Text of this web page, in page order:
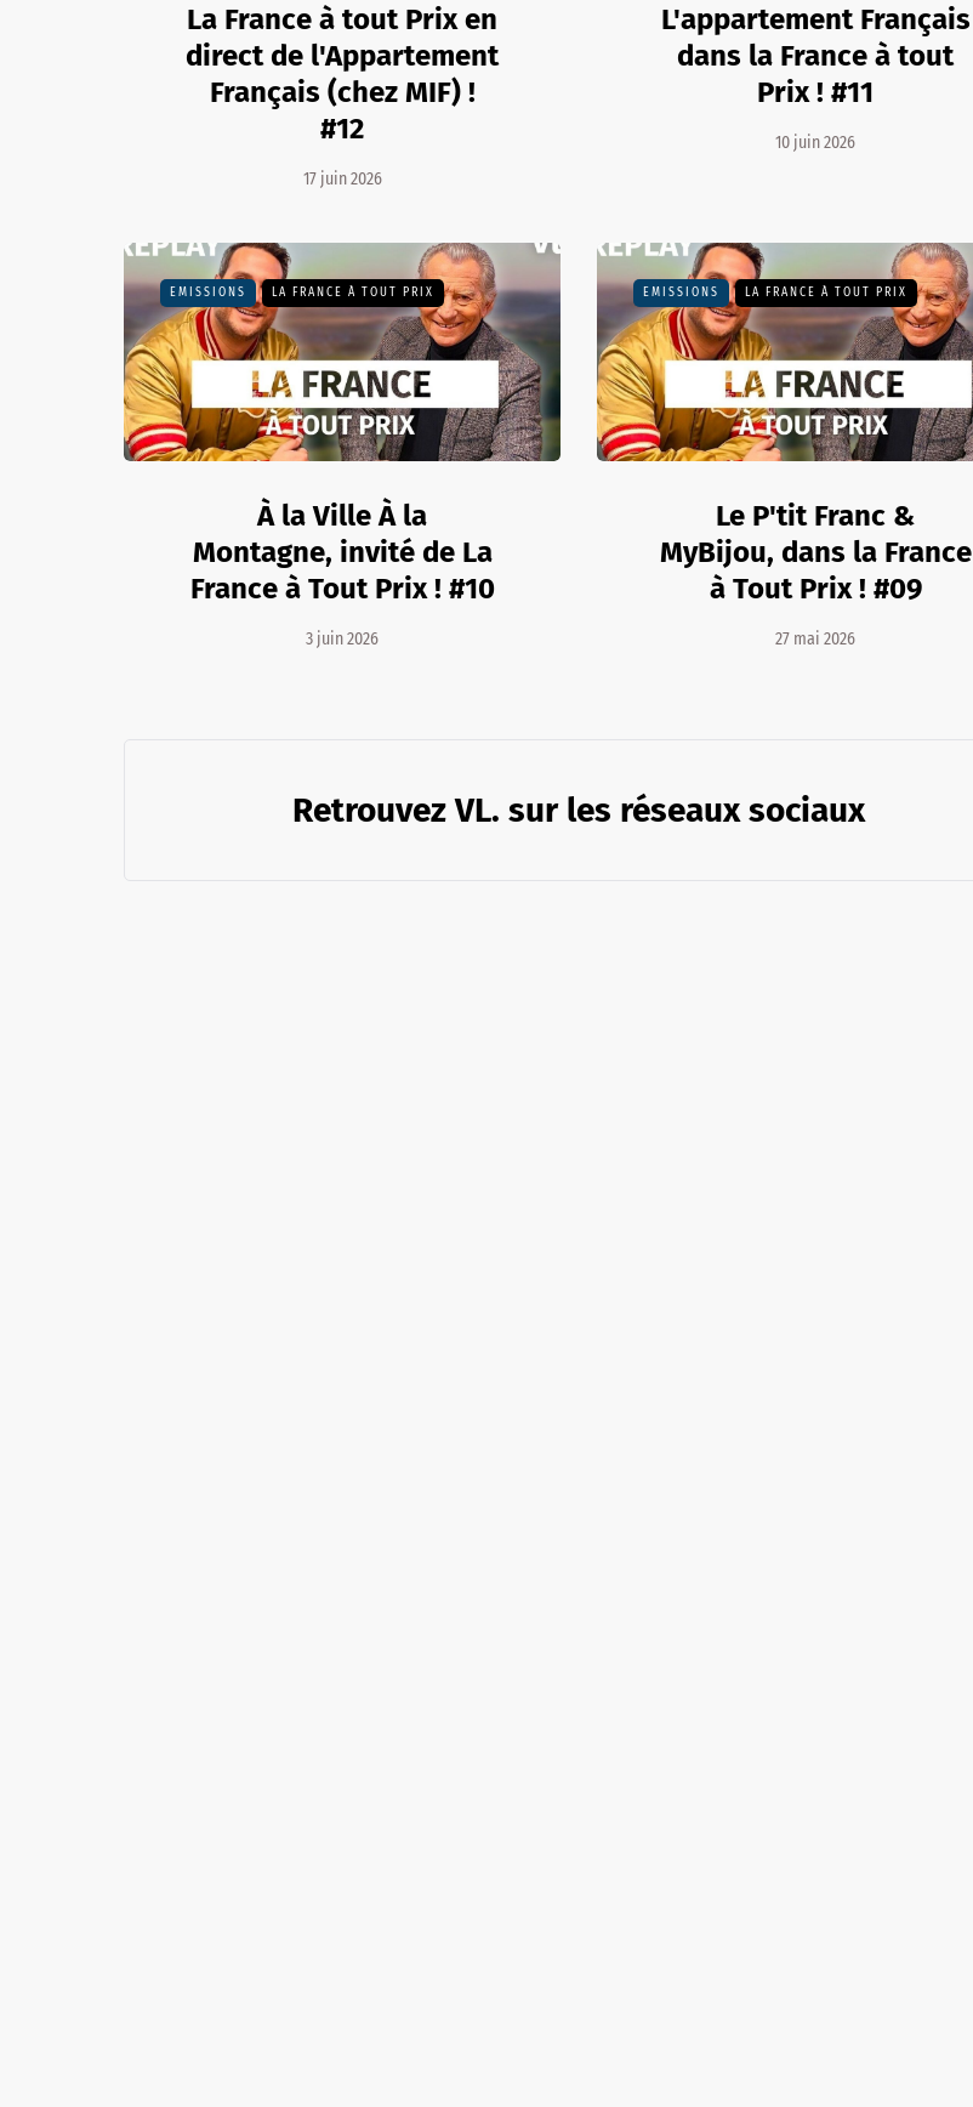
La France à tout Prix en
direct de l'Appartement
Français (chez MIF) !
#12
17 juin 2026
L'appartement Français
dans la France à tout
Prix ! #11
10 juin 2026
EMISSIONS LA FRANCE À TOUT PRIX
À la Ville À la
Montagne, invité de La
France à Tout Prix ! #10
3 juin 2026
EMISSIONS LA FRANCE À TOUT PRIX
Le P'tit Franc &
MyBijou, dans la France
à Tout Prix ! #09
27 mai 2026
Retrouvez VL. sur les réseaux sociaux